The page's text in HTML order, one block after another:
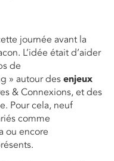
journée avant la
L’idée était d’aider
de
» autour des enjeux
& Connexions, et des
Pour cela, neuf
comme
ou encore